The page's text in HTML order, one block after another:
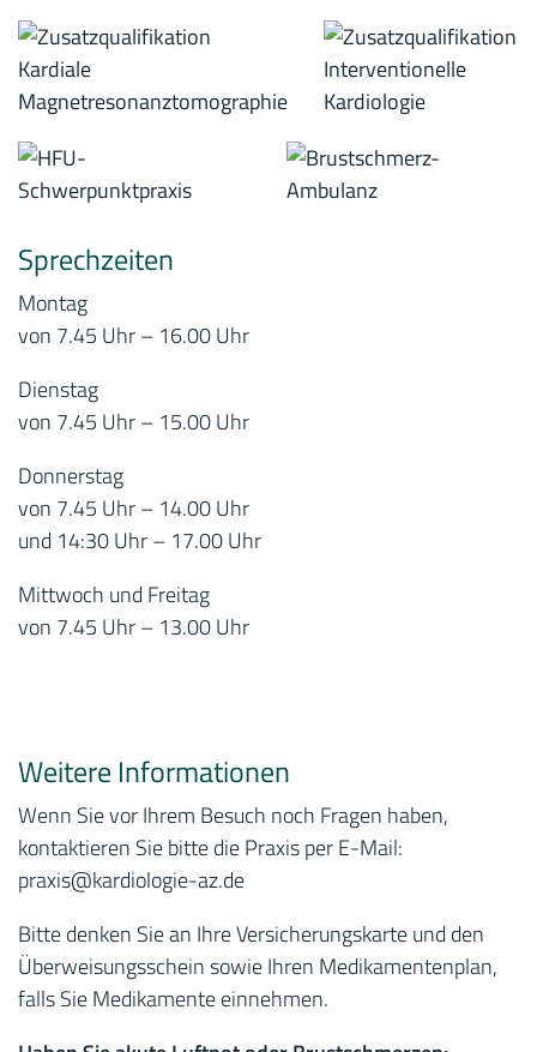
Sprechzeiten
Montag
von 7.45 Uhr – 16.00 Uhr
Dienstag
von 7.45 Uhr – 15.00 Uhr
Donnerstag
von 7.45 Uhr – 14.00 Uhr
und 14:30 Uhr – 17.00 Uhr
Mittwoch und Freitag
von 7.45 Uhr – 13.00 Uhr
Weitere Informationen
Wenn Sie vor Ihrem Besuch noch Fragen haben,
kontaktieren Sie bitte die Praxis per E-Mail:
praxis@kardiologie-az.de
Bitte denken Sie an Ihre Versicherungskarte und den
Überweisungsschein sowie Ihren Medikamentenplan,
falls Sie Medikamente einnehmen.